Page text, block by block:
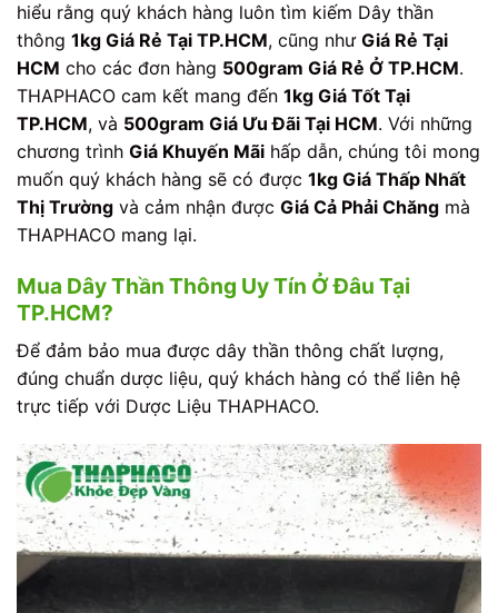
hiểu rằng quý khách hàng luôn tìm kiếm Dây thần
thông 1kg Giá Rẻ Tại TP.HCM, cũng như Giá Rẻ Tại
HCM cho các đơn hàng 500gram Giá Rẻ Ở TP.HCM.
THAPHACO cam kết mang đến 1kg Giá Tốt Tại
TP.HCM, và 500gram Giá Ưu Đãi Tại HCM. Với những
chương trình Giá Khuyến Mãi hấp dẫn, chúng tôi mong
muốn quý khách hàng sẽ có được 1kg Giá Thấp Nhất
Thị Trường và cảm nhận được Giá Cả Phải Chăng mà
THAPHACO mang lại.
Mua Dây Thần Thông Uy Tín Ở Đâu Tại
TP.HCM?
Để đảm bảo mua được dây thần thông chất lượng,
đúng chuẩn dược liệu, quý khách hàng có thể liên hệ
trực tiếp với Dược Liệu THAPHACO.